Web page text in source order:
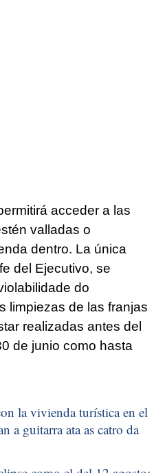
acceder a las
valladas o
dentro. La única
del Ejecutivo, se
do
limpiezas de las franjas
realizadas antes del
de junio como hasta
la vivienda turística en el
a guitarra ata as catro da